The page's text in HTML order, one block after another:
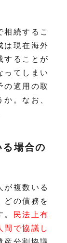
続するこ
は現在海外
することが
ってしまい
の適用の取
。なお、
場合の
が複数いる
どの債務を
民法上有
間で協議し